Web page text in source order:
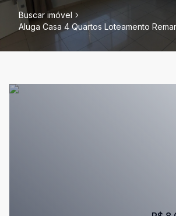
Buscar imóvel
Aluga Casa 4 Quartos Loteamento